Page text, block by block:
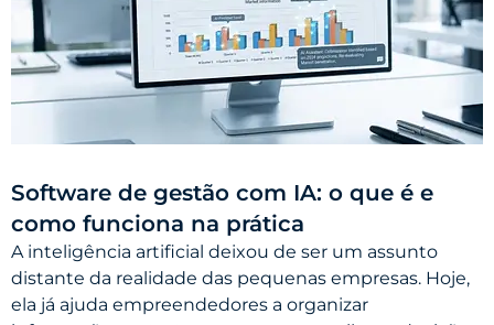
Software de gestão com IA: o que é e
como funciona na prática
A inteligência artificial deixou de ser um assunto
distante da realidade das pequenas empresas. Hoje,
ela já ajuda empreendedores a organizar